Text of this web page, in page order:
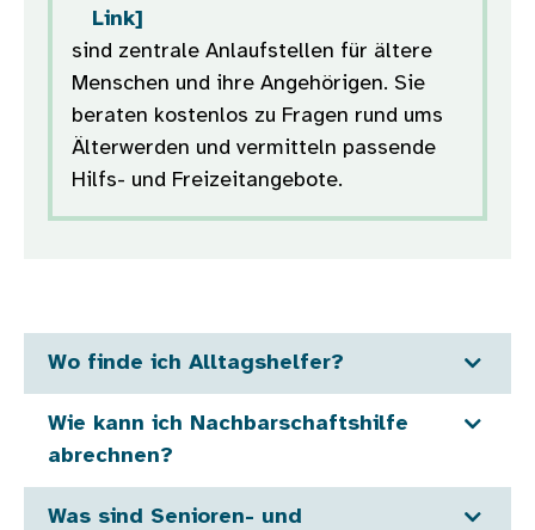
Link]
sind zentrale Anlaufstellen für ältere
Menschen und ihre Angehörigen. Sie
beraten kostenlos zu Fragen rund ums
Älterwerden und vermitteln passende
Hilfs- und Freizeitangebote.
Wo finde ich Alltagshelfer?
Wie kann ich Nachbarschaftshilfe
abrechnen?
Was sind Senioren- und